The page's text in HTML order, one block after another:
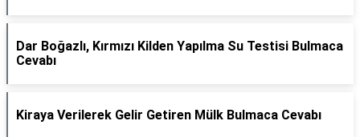
Dar Boğazlı, Kırmızı Kilden Yapılma Su Testisi Bulmaca
Cevabı
Kiraya Verilerek Gelir Getiren Mülk Bulmaca Cevabı